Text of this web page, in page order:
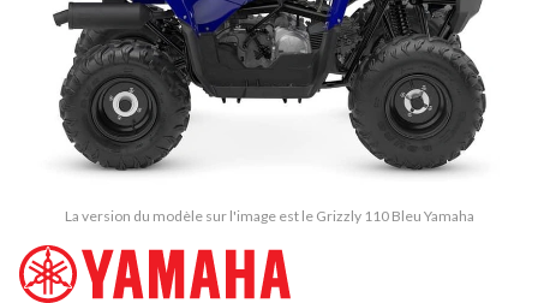
La version du modèle sur l'image est le Grizzly 110 Bleu Yamaha